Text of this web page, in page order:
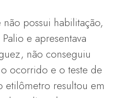
possui habilitação,
e apresentava
não conseguiu
ocorrido e o teste de
etilômetro resultou em